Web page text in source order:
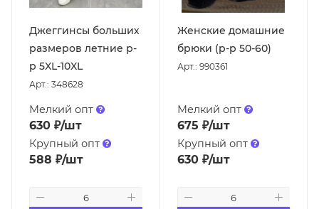
Джеггинсы больших
размеров летние р-
р 5XL-10XL
Арт.: 348628
Мелкий опт
630 ₽/шт
Крупный опт
588 ₽/шт
Женские домашние
брюки (р-р 50-60)
Арт.: 990361
Мелкий опт
675 ₽/шт
Крупный опт
630₽/шт